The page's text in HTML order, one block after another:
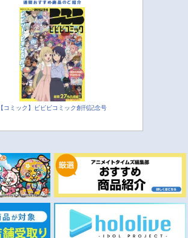
【コミック】ビビビコミック創刊記念号